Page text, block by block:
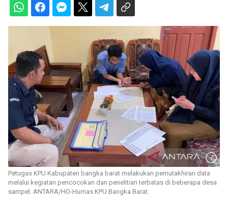
Petugas KPU Kabupaten bangka barat melakukan pemutakhiran data
melalui kegiatan pencocokan dan penelitian terbatas di beberapa desa
sampel. ANTARA/HO-Humas KPU Bangka Barat.